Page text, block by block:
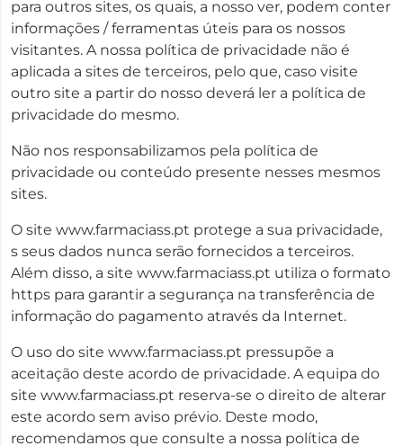
para outros sites, os quais, a nosso ver, podem conter
informações / ferramentas úteis para os nossos
visitantes. A nossa política de privacidade não é
aplicada a sites de terceiros, pelo que, caso visite
outro site a partir do nosso deverá ler a política de
privacidade do mesmo.
Não nos responsabilizamos pela política de
privacidade ou conteúdo presente nesses mesmos
sites.
O site www.farmaciass.pt protege a sua privacidade,
s seus dados nunca serão fornecidos a terceiros.
Além disso, a site www.farmaciass.pt utiliza o formato
https para garantir a segurança na transferência de
informação do pagamento através da Internet.
O uso do site www.farmaciass.pt pressupõe a
aceitação deste acordo de privacidade. A equipa do
site www.farmaciass.pt reserva-se o direito de alterar
este acordo sem aviso prévio. Deste modo,
recomendamos que consulte a nossa política de